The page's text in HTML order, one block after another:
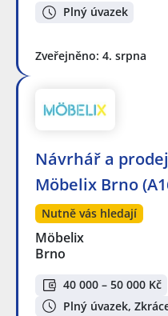
Plný úvazek
Zveřejněno: 4. srpna
Návrhář a
Möbelix Brno
Nutně vás hledají
Möbelix
Brno
40 000 – 50 000 Kč
Plný úvazek,